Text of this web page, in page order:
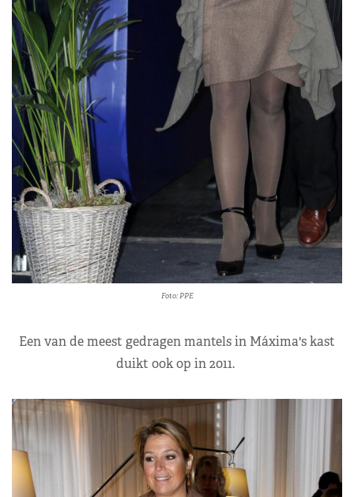
Foto: PPE
Een van de meest gedragen mantels in Máxima's kast
duikt ook op in 2011.